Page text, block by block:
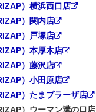
）横浜西口店
）関内店
）戸塚店
）本厚木店
）藤沢店
）小田原店
）たまプラーザ店
）ウーマン溝の口店